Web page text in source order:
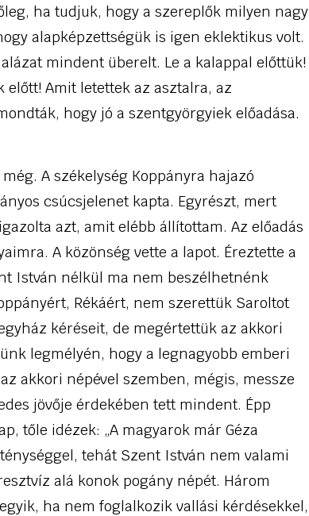
ha tudjuk, hogy a szereplők milyen nagy
alapképzettségük is igen eklektikus volt.
mindent überelt. Le a kalappal előttük!
Amit letettek az asztalra, az
hogy jó a szentgyörgyiek előadása.
A székelység Koppányra hajazó
csúcsjelenet kapta. Egyrészt, mert
azt, amit elébb állítottam. Az előadás
A közönség vette a lapot. Éreztette a
István nélkül ma nem beszélhetnénk
Rékáért, nem szerettük Saroltot
kéréseit, de megértettük az akkori
legmélyén, hogy a legnagyobb emberi
akkori népével szemben, mégis, messze
jövője érdekében tett mindent. Épp
tőle idézek: „A magyarok már Géza
tehát Szent István nem valami
alá konok pogány népét. Három
ha nem foglalkozik vallási kérdésekkel,